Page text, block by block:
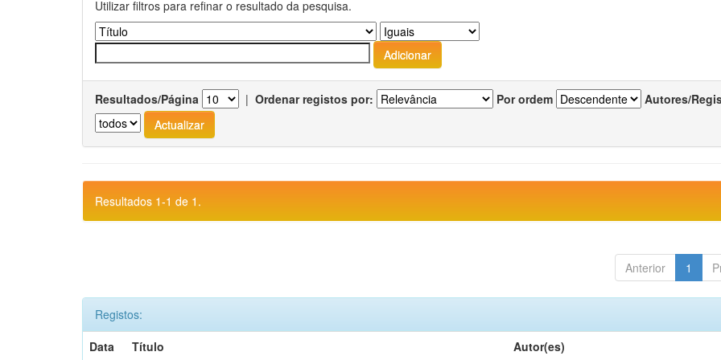
Utilizar filtros para refinar o resultado da pesquisa.
Resultados/Página | Ordenar registos por: Por ordem Autores/
Resultados 1-1 de 1.
Anterior 1
Registos:
Data
Título Autor(es)